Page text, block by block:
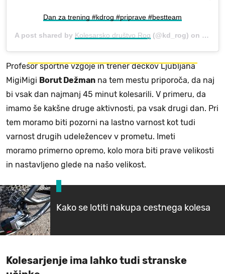
Dan za trening #kdrog #priprave #bestteam
A post shared by Kolesarsko društvo Rog (@kd_rog) on Feb 8,
Profesor športne vzgoje in trener dečkov Ljubljana
MigiMigi Borut Dežman na tem mestu priporoča, da naj
bi vsak dan najmanj 45 minut kolesarili. V primeru, da
imamo še kakšne druge aktivnosti, pa vsak drugi dan. Pri
tem moramo biti pozorni na lastno varnost kot tudi
varnost drugih udeležencev v prometu. Imeti
moramo primerno opremo, kolo mora biti prave velikosti
in nastavljeno glede na našo velikost.
Kako se lotiti nakupa cestnega kolesa
Kolesarjenje ima lahko tudi stranske